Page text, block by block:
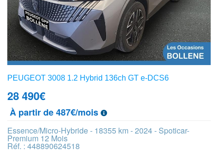
PEUGEOT 3008 1.2 Hybrid 136ch GT e-DCS6
28 490€
À partir de 487€/mois
Essence/Micro-Hybride - 18355 km - 2024 - Spoticar-
Premium 12 Mois
Réf. : 448890624518